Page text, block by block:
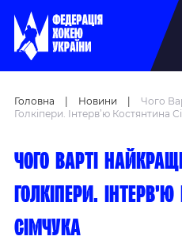
Головна Новини
Чого
Голкіпери. Інтерв’ю Костянтина
Чого варті
голкіпери.
Сімчука